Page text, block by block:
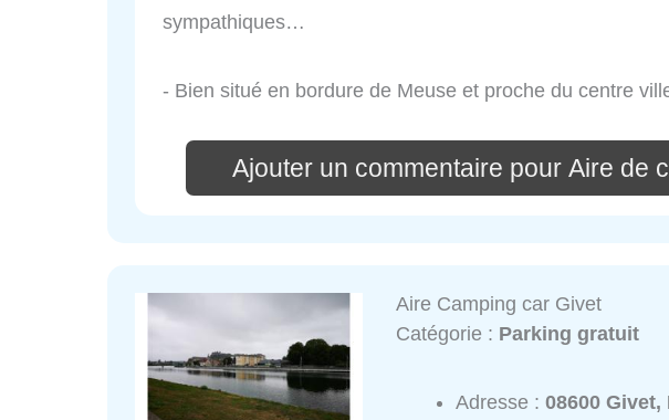
sympathiques…
- Bien situé en bordure de Meuse et proche du centre
Ajouter un commentaire pour Aire de
Aire Camping car Givet
Catégorie : Parking gratuit
Adresse :08600 Givet,